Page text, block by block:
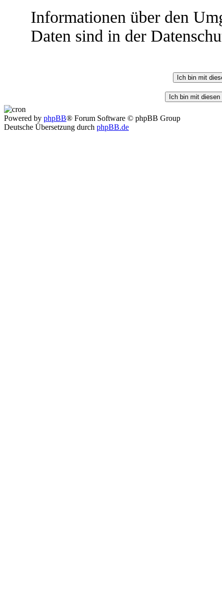
Informationen über den
Daten sind in der
Powered by phpBB® Forum Software © phpBB Group
Deutsche Übersetzung durch phpBB.de